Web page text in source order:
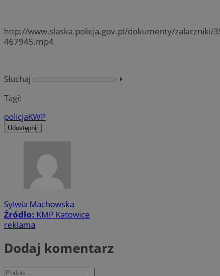
http://www.slaska.policja.gov.pl/dokumenty/zalaczniki/
467945.mp4
Słuchaj
⏵︎
Tagi:
policjaKWP
Udostępnij
Sylwia Machowska
Źródło: KMP Katowice
reklama
Dodaj komentarz